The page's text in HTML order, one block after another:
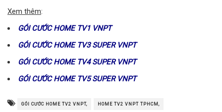
Xem thêm:
GÓI CƯỚC HOME TV1 VNPT
GÓI CƯỚC HOME TV3 SUPER VNPT
GÓI CƯỚC HOME TV4 SUPER VNPT
GÓI CƯỚC HOME TV5 SUPER VNPT
GÓI CƯỚC HOME TV2 VNPT, HOME TV2 VNPT TPHCM,